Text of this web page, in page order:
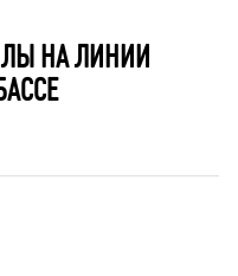
НА ЛИНИИ